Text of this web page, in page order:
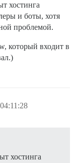
хостинга
и боты, хотя
проблемой.
который входит в
хостинга